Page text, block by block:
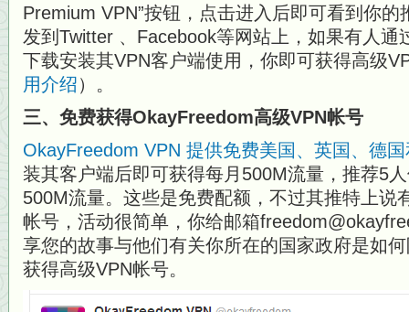
Premium VPN”按钮，点击进入后即可看到你
发到Twitter 、Facebook等网站上，如果有人通
下载安装其VPN客户端使用，你即可获得高级
用介绍）。
三、免费获得OkayFreedom高级VPN帐号
OkayFreedom VPN 提供免费美国、英国、德
装其客户端后即可获得每月500M流量，推荐5
500M流量。这些是免费配额，不过其推特上说
帐号，活动很简单，你给邮箱
享您的故事与他们有关你所在的国家政府是如
获得高级VPN帐号。